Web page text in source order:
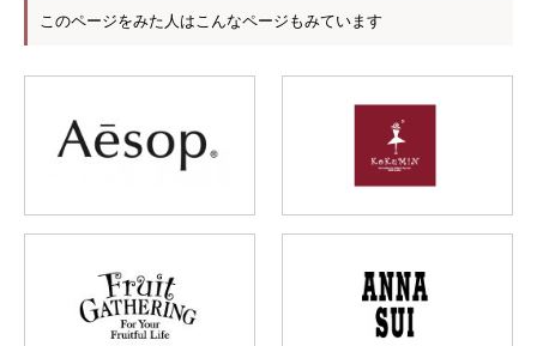
このページをみた人はこんなページもみています